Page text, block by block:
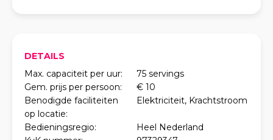
DETAILS
Max. capaciteit per uur:
75 servings
Gem. prijs per persoon:
€ 10
Benodigde faciliteiten
op locatie:
Elektriciteit, Krachtstroom
Bedieningsregio:
Heel Nederland